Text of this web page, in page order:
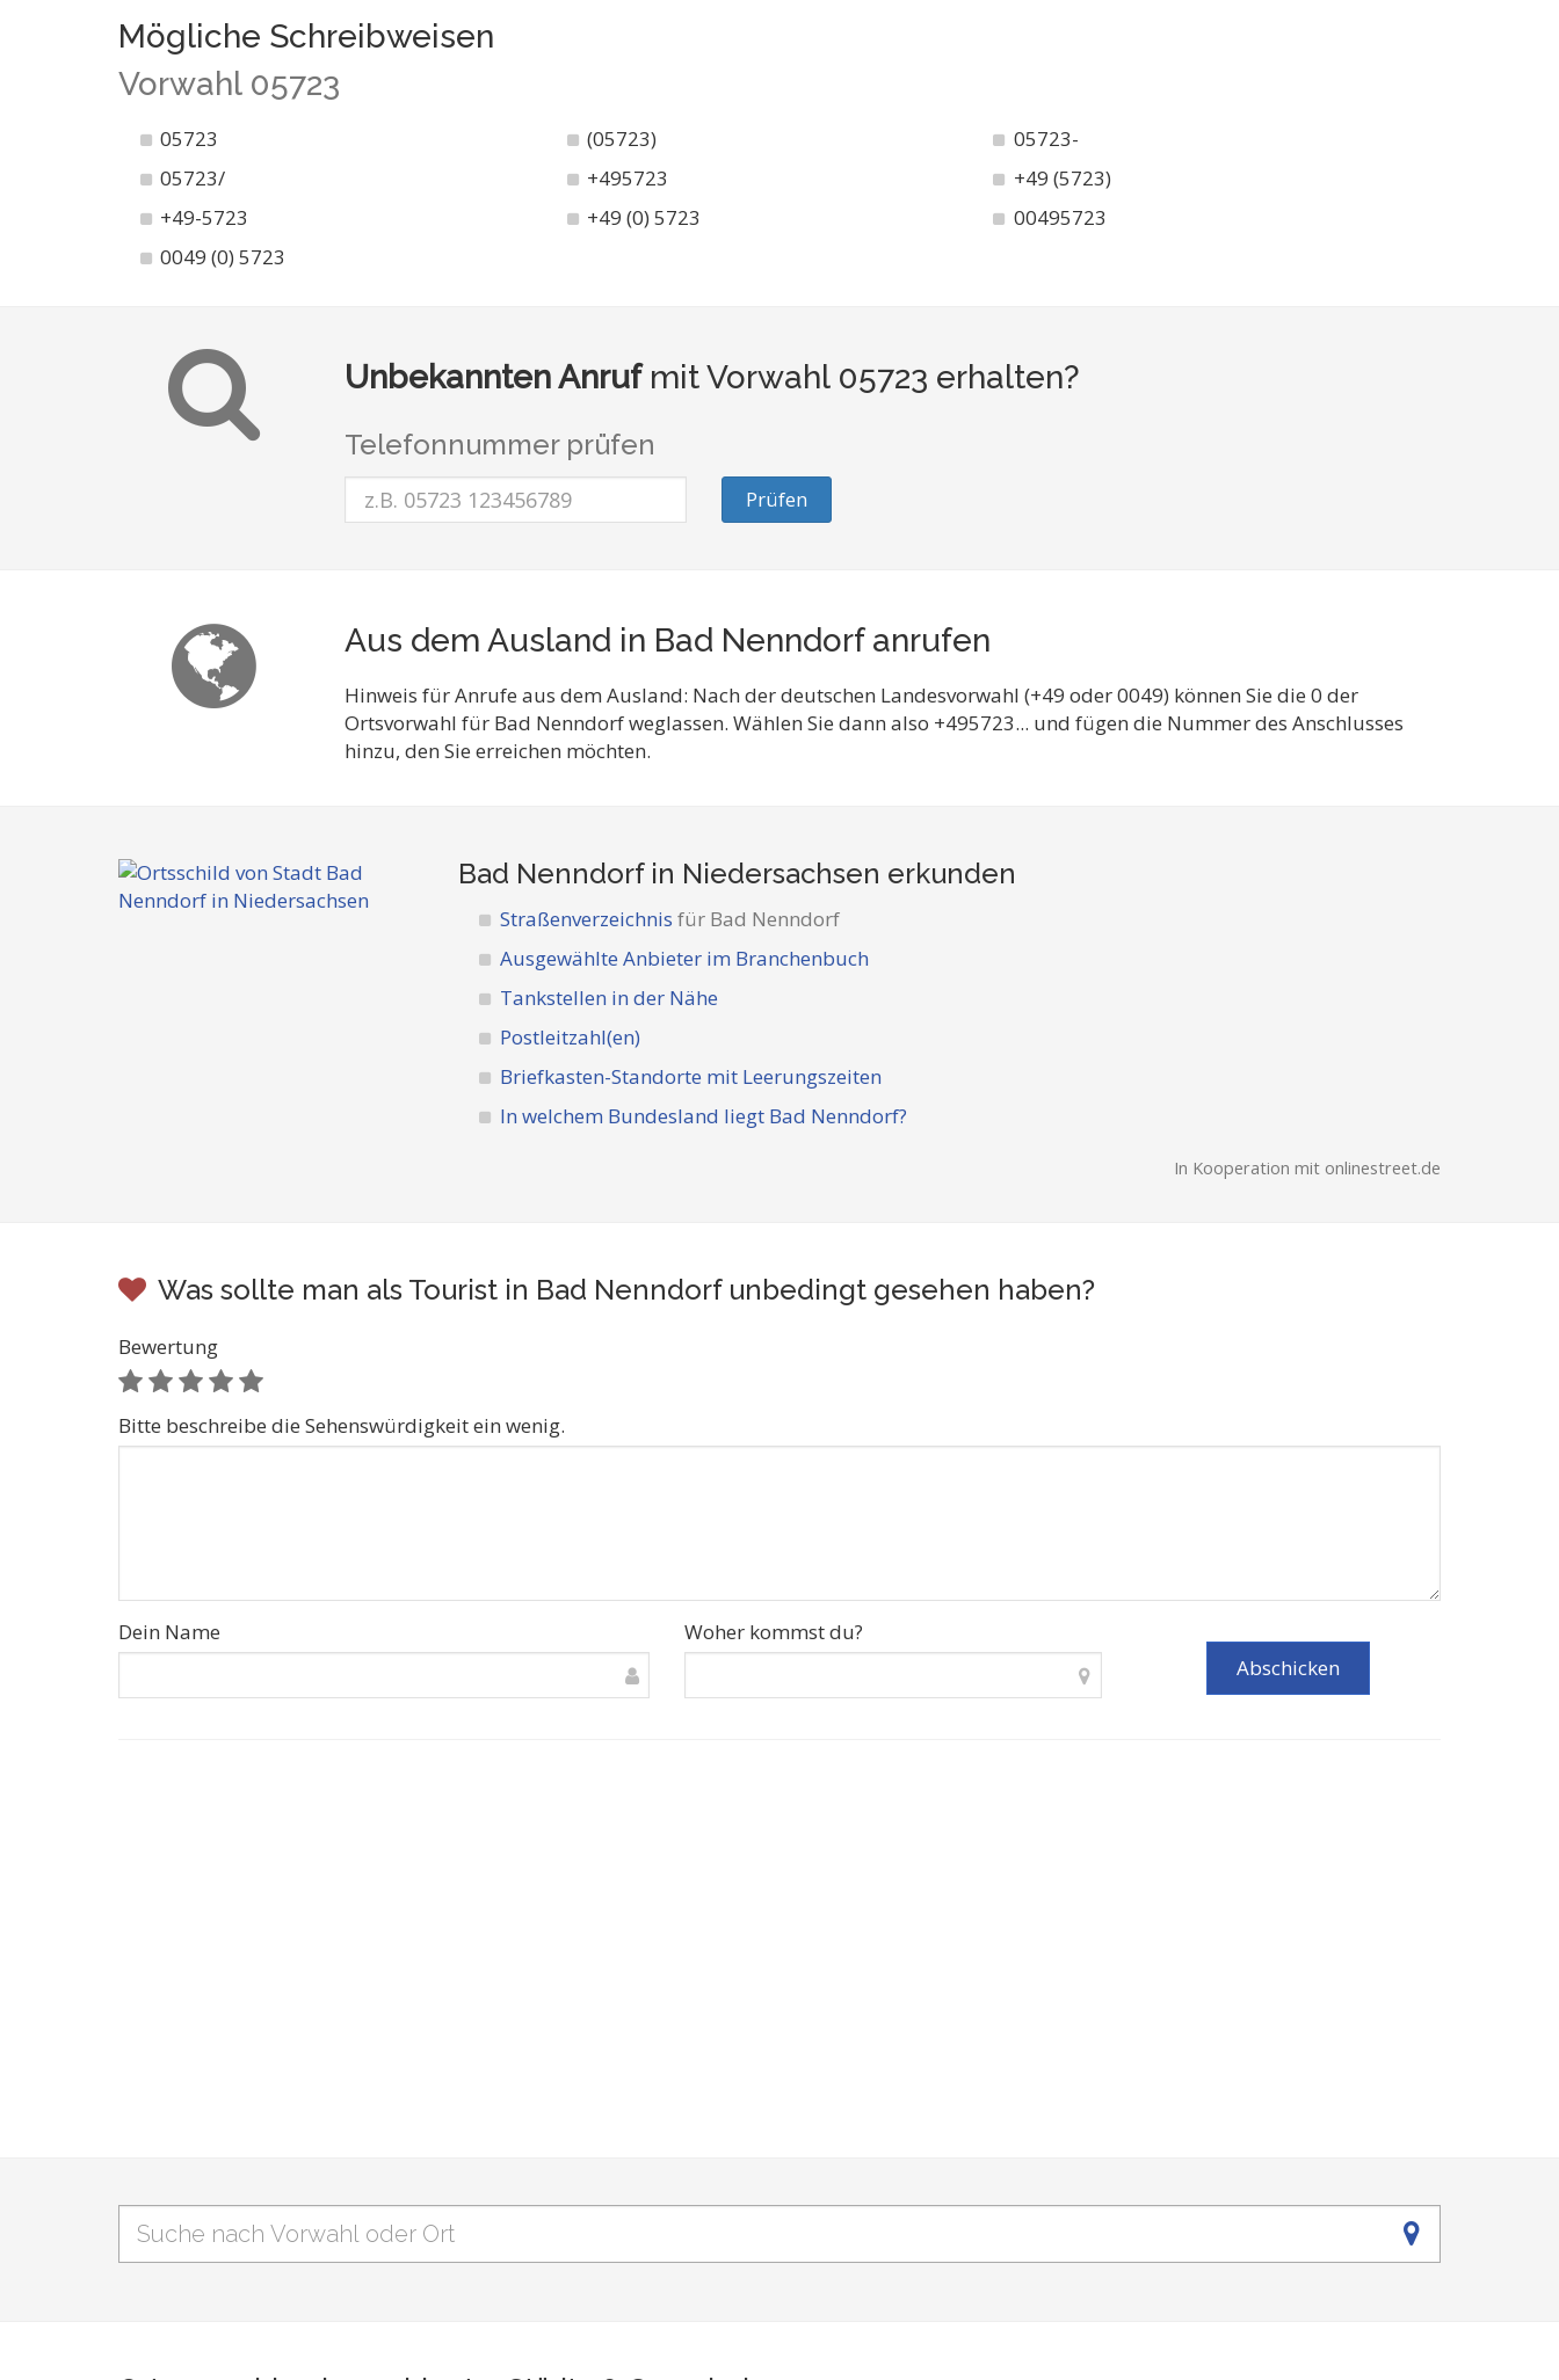
Mögliche Schreibweisen
Vorwahl 05723
05723 (05723)
05723-
05723/
+495723
+49 (5723)
+49-5723
+49 (0) 5723
00495723
0049 (0) 5723
Unbekannten Anrufmit Vorwahl 05723 erhalten?
Telefonnummer prüfen
Prüfen
Aus dem Ausland in Bad Nenndorf anrufen
Hinweis für Anrufe aus dem Ausland: Nach der deutschen Landesvorwahl (+49 oder 0049) können Sie die 0 der
Ortsvorwahl für Bad Nenndorf weglassen. Wählen Sie dann also +495723... und fügen die Nummer des Anschlusses
hinzu, den Sie erreichen möchten.
Bad Nenndorf in Niedersachsen erkunden
Straßenverzeichnis für Bad Nenndorf
Ausgewählte Anbieter im Branchenbuch
Tankstellen in der Nähe
Postleitzahl(en)
Briefkasten-Standorte mit Leerungszeiten
In welchem Bundesland liegt Bad Nenndorf?
In Kooperation mit onlinestreet.de
Was sollte man als Tourist in Bad Nenndorf unbedingt gesehen haben?
Bewertung
Bitte beschreibe die Sehenswürdigkeit ein wenig.
Dein Name Woher kommst du?